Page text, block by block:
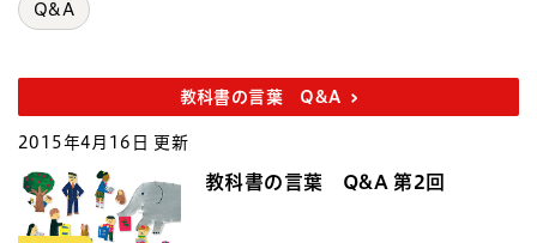
Q&A
教科書の言葉 Q&A
2015年4月16日 更新
教科書の言葉 Q&A 第2回